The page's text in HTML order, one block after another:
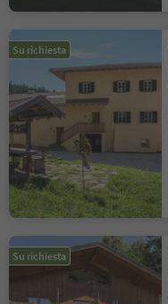
Su richiesta
Su richiesta